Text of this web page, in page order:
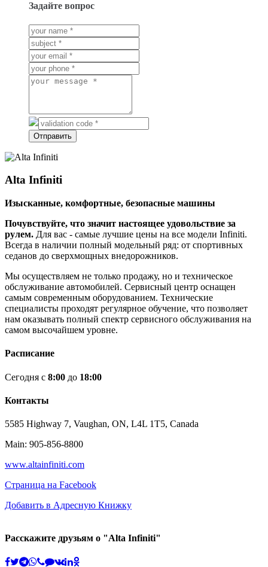
Задайте вопрос
Ваше
имя
*
Тема
*Ваш
Email
*
Ваш
телефон
*
Сообщение
Код
на
картинке
*
Отправить
Alta Infiniti
Изысканные, комфортные, безопасные машины
Почувствуйте, что значит настоящее удовольствие за
рулем. Для вас - самые лучшие цены на все модели Infiniti.
Всегда в наличии полный модельный ряд: от спортивных
седанов до сверхмощных внедорожников.
Мы осуществляем не только продажу, но и техническое
обслуживание автомобилей. Сервисный центр оснащен
самым современным оборудованием. Технические
специалисты проходят регулярное обучение, что позволяет
нам оказывать полный спектр cервисного обслуживания на
самом высочайшем уровне.
Расписание
Сегодня с 8:00 до 18:00
Контакты
5585 Highway 7, Vaughan, ON, L4L 1T5, Canada
Main: 905-856-8800
www.altainfiniti.com
Страница на Facebook
Добавить в Адресную Книжку
Расскажите друзьям о "Alta Infiniti"